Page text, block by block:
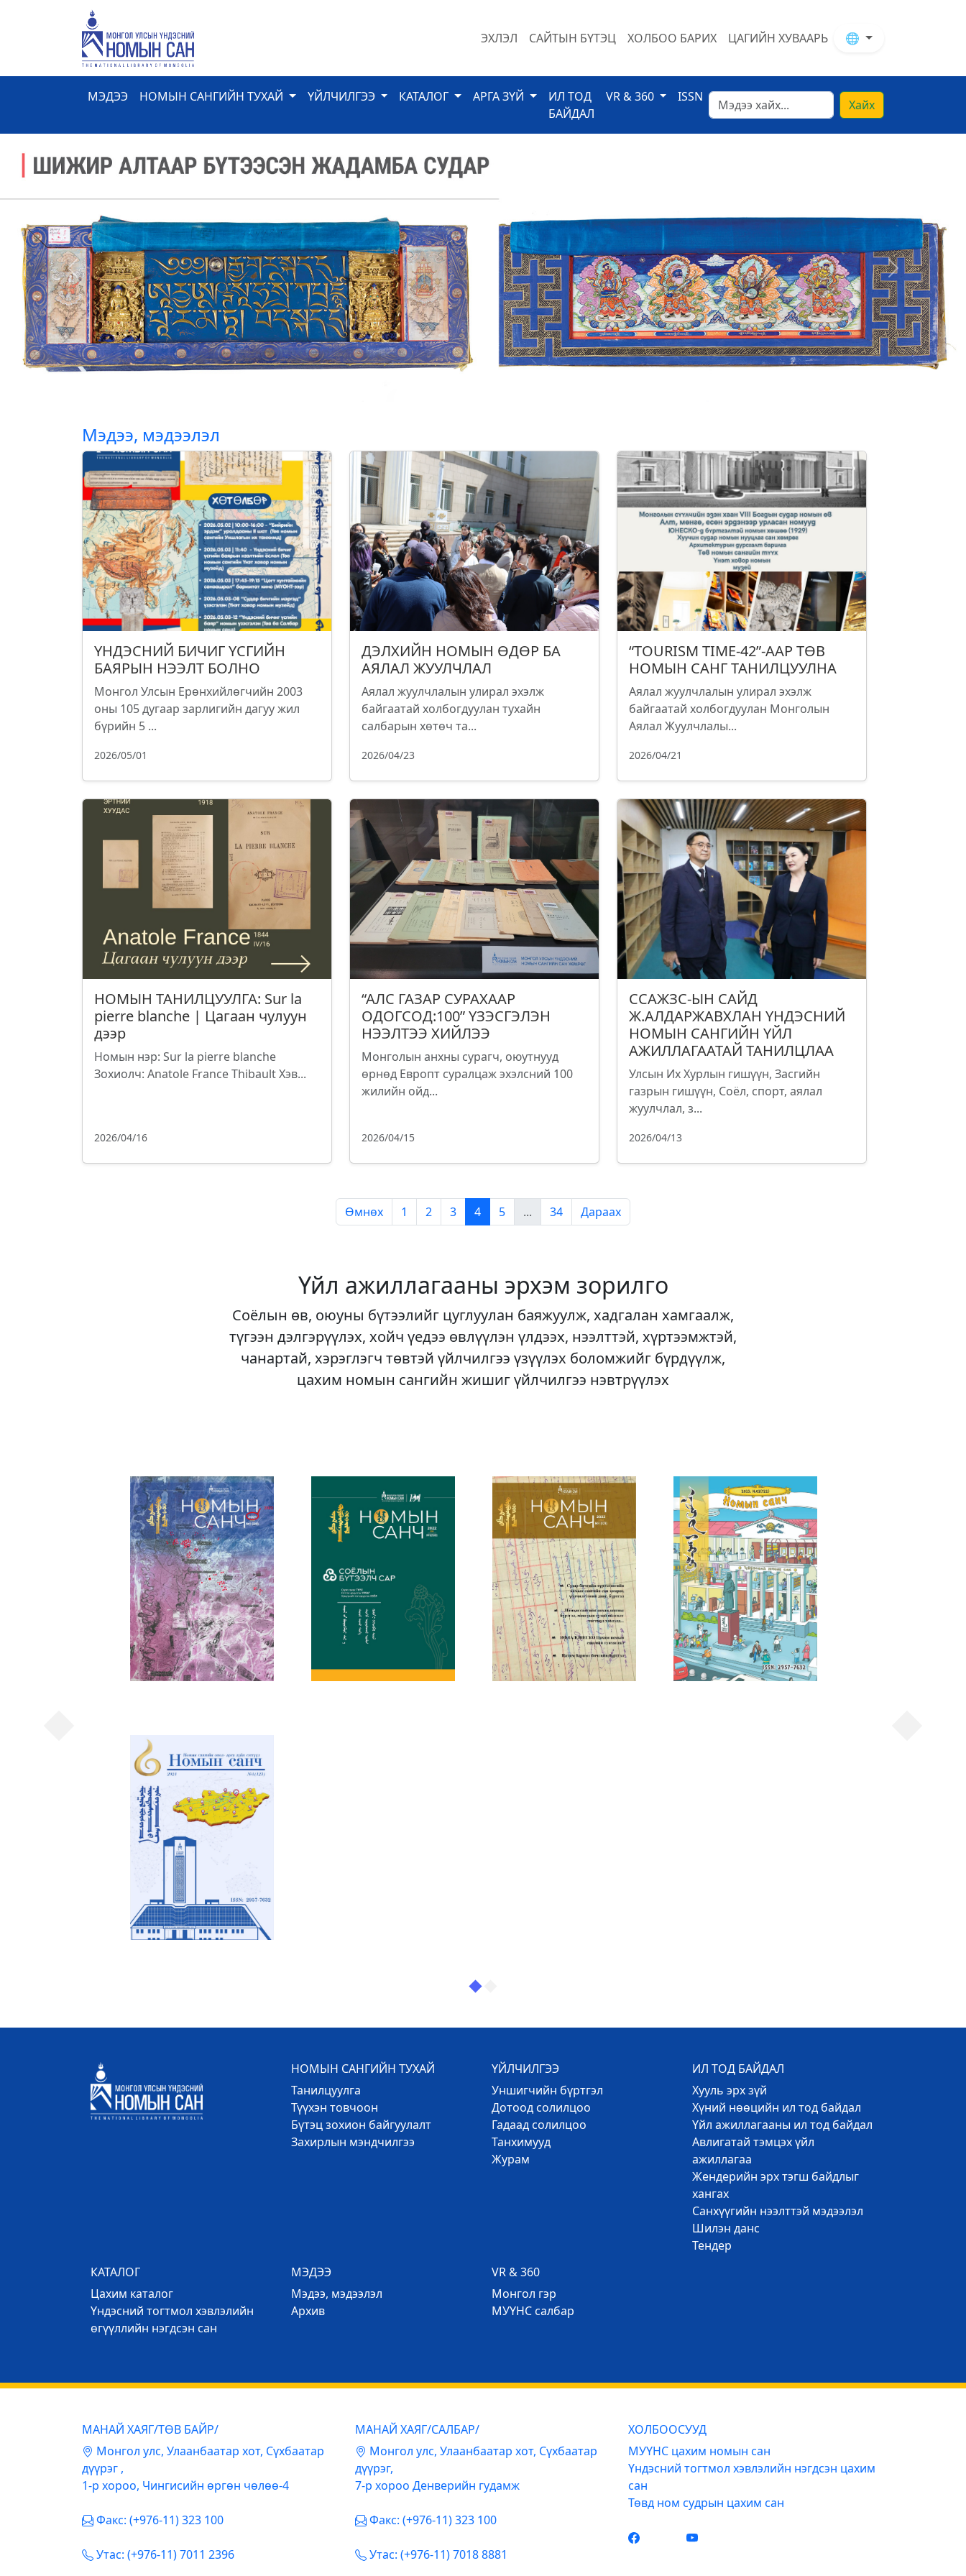
ЭХЛЭЛ САЙТЫН БҮТЭЦ ХОЛБОО БАРИХ ЦАГИЙН ХУВААРЬ 🌐
МЭДЭЭ НОМЫН САНГИЙН ТУХАЙ ҮЙЛЧИЛГЭЭ КАТАЛОГ АРГА ЗҮЙ
ИЛ ТОД
БАЙДАЛ
VR & 360 ISSN
Хайх
Previous Next
Мэдээ, мэдээлэл
ҮНДЭСНИЙ БИЧИГ ҮСГИЙН
БАЯРЫН НЭЭЛТ БОЛНО
Монгол Улсын Ерөнхийлөгчийн 2003
оны 105 дугаар зарлигийн дагуу жил
бүрийн 5 ...
2026/05/01
ДЭЛХИЙН НОМЫН ӨДӨР БА
АЯЛАЛ ЖУУЛЧЛАЛ
Аялал жуулчлалын улирал эхэлж
байгаатай холбогдуулан тухайн
салбарын хөтөч та...
2026/04/23
“TOURISM TIME-42”-ААР ТӨВ
НОМЫН САНГ ТАНИЛЦУУЛНА
Аялал жуулчлалын улирал эхэлж
байгаатай холбогдуулан Монголын
Аялал Жуулчлалы...
2026/04/21
НОМЫН ТАНИЛЦУУЛГА: Sur la
pierre blanche | Цагаан чулуун
дээр
Номын нэр: Sur la pierre blanche
Зохиолч: Anatole France Thibault Хэв...
2026/04/16
“АЛС ГАЗАР СУРАХААР
ОДОГСОД:100” ҮЗЭСГЭЛЭН
НЭЭЛТЭЭ ХИЙЛЭЭ
Монголын анхны сурагч, оюутнууд
өрнөд Европт суралцаж эхэлсний 100
жилийн ойд...
2026/04/15
ССАЖЗС-ЫН САЙД
Ж.АЛДАРЖАВХЛАН ҮНДЭСНИЙ
НОМЫН САНГИЙН ҮЙЛ
АЖИЛЛАГААТАЙ ТАНИЛЦЛАА
Улсын Их Хурлын гишүүн, Засгийн
газрын гишүүн, Соёл, спорт, аялал
жуулчлал, з...
2026/04/13
Өмнөх 1 2 3 4 5 ... 34 Дараах
Үйл ажиллагааны эрхэм зорилго
Соёлын өв, оюуны бүтээлийг цуглуулан баяжуулж, хадгалан хамгаалж,
түгээн дэлгэрүүлэх, хойч үедээ өвлүүлэн үлдээх, нээлттэй, хүртээмжтэй,
чанартай, хэрэглэгч төвтэй үйлчилгээ үзүүлэх боломжийг бүрдүүлж,
цахим номын сангийн жишиг үйлчилгээ нэвтрүүлэх
НОМЫН САНГИЙН ТУХАЙ
Танилцуулга
Түүхэн товчоон
Бүтэц зохион байгуулалт
Захирлын мэндчилгээ
ҮЙЛЧИЛГЭЭ
Уншигчийн бүртгэл
Дотоод солилцоо
Гадаад солилцоо
Танхимууд
Журам
ИЛ ТОД БАЙДАЛ
Хууль эрх зүй
Хүний нөөцийн ил тод байдал
Үйл ажиллагааны ил тод байдал
Авлигатай тэмцэх үйл
ажиллагаа
Жендерийн эрх тэгш байдлыг
хангах
Санхүүгийн нээлттэй мэдээлэл
Шилэн данс
Тендер
КАТАЛОГ
Цахим каталог
Үндэсний тогтмол хэвлэлийн
өгүүллийн нэгдсэн сан
МЭДЭЭ
Mэдээ, мэдээлэл
Архив
VR & 360
Mонгол гэр
МУҮНС салбар
МАНАЙ ХАЯГ/ТӨВ БАЙР/
Mонгол улс, Улаанбаатар хот, Сүхбаатар
дүүрэг ,
1-р хороо, Чингисийн өргөн чөлөө-4
Факс: (+976-11) 323 100
Утас: (+976-11) 7011 2396
МАНАЙ ХАЯГ/САЛБАР/
Mонгол улс, Улаанбаатар хот, Сүхбаатар
дүүрэг,
7-р хороо Денверийн гудамж
Факс: (+976-11) 323 100
Утас: (+976-11) 7018 8881
ХОЛБООСУУД
МУҮНС цахим номын сан
Үндэсний тогтмол хэвлэлийн нэгдсэн цахим
сан
Төвд ном судрын цахим сан